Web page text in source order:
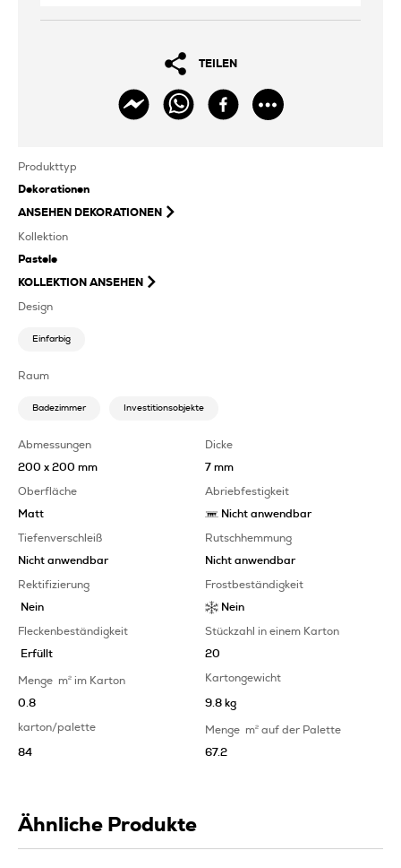
TEILEN
Produkttyp
Dekorationen
ANSEHEN DEKORATIONEN
Kollektion
Pastele
KOLLEKTION ANSEHEN
Design
Einfarbig
Raum
Badezimmer Investitionsobjekte
Abmessungen
200 x 200 mm
Dicke
7 mm
Oberfläche
Matt
Abriebfestigkeit
Nicht anwendbar
Tiefenverschleiß
Nicht anwendbar
Rutschhemmung
Nicht anwendbar
Rektifizierung
Nein
Frostbeständigkeit
Nein
Fleckenbeständigkeit
Erfüllt
Stückzahl in einem Karton
20
Menge m2 im Karton
0.8
Kartongewicht
9.8 kg
karton/palette
84
Mengem2 auf der Palette
67.2
Ähnliche Produkte